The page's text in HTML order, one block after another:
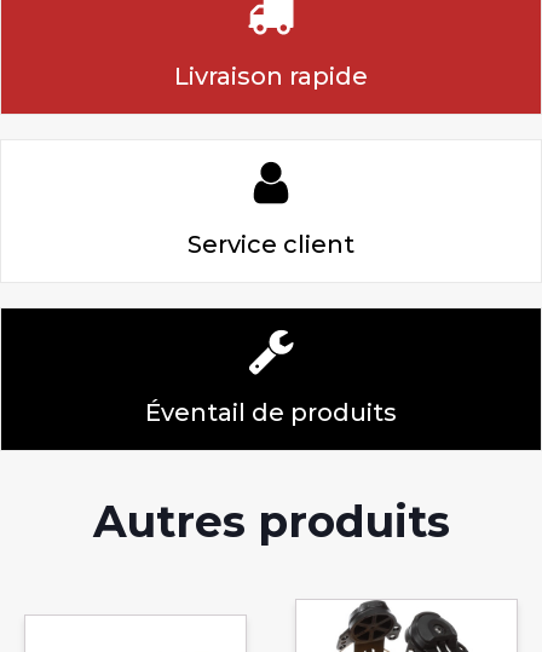
Livraison rapide
Service client
Éventail de produits
Autres produits